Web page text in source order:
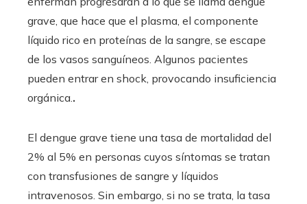
grave, que hace que el plasma, el componente
líquido rico en proteínas de la sangre, se escape
de los vasos sanguíneos. Algunos pacientes
pueden entrar en shock, provocando insuficiencia
orgánica. .
El dengue grave tiene una tasa de mortalidad del
2% al 5% en personas cuyos síntomas se tratan
con transfusiones de sangre y líquidos
intravenosos. Sin embargo, si no se trata, la tasa